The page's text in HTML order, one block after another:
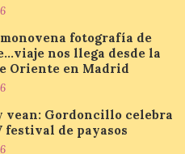
fotografía de
nos llega desde la
Oriente en Madrid
vean: Gordoncillo celebra
festival de payasos